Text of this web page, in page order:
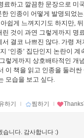
료하고 깔끔한 문장으로 미
인종이 어떻게 발명되었
쉽게 느껴지기도 하지만,
것이 과연 그렇게까지 명
서 결코 나쁘진 않다. 가령 저
‘인종’ 집단인지 논란이 계
렇게까지 상호배타적인 개념
이 책을 읽고 인종을 둘러싼
모습을 보고 싶다.
하기 ｌ 찜하기 ｌ
습니다. 감사합니다 :)